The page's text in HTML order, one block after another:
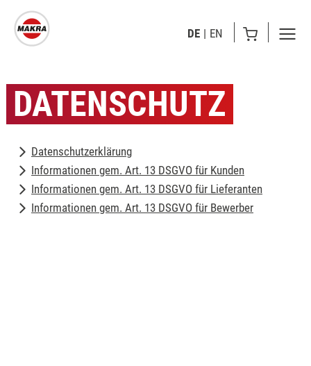
DE EN
DATENSCHUTZ
Datenschutzerklärung
Informationen gem. Art. 13 DSGVO für Kunden
Informationen gem. Art. 13 DSGVO für Lieferanten
Informationen gem. Art. 13 DSGVO für Bewerber